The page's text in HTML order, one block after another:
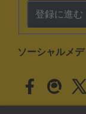
登録に進む
ソーシャルメデ